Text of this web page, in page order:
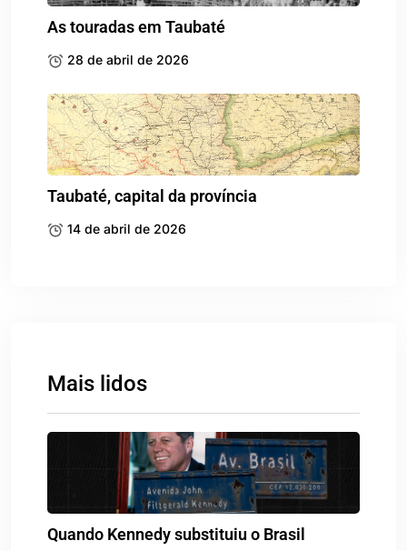
As touradas em Taubaté
28 de abril de 2026
Taubaté, capital da província
14 de abril de 2026
Mais lidos
Quando Kennedy substituiu o Brasil